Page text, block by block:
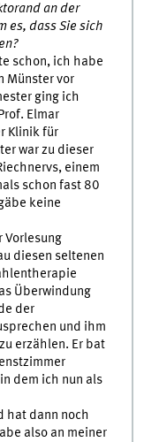
an der
es, dass Sie sich
schon, ich habe
Münster vor
ging ich
Elmar
Klinik für
war zu dieser
einem
schon fast 80
keine
Vorlesung
diesen seltenen
Überwindung
der
und ihm
erzählen. Er bat
dem ich nun als
hat dann noch
also an meiner